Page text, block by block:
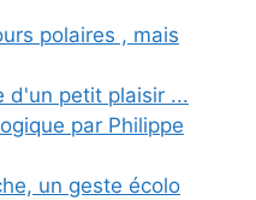
polaires , mais
d'un petit plaisir ...
par Philippe
un geste écolo